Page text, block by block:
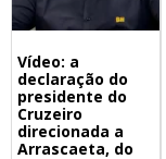
Vídeo: a
declaração do
presidente do
Cruzeiro
direcionada a
Arrascaeta, do